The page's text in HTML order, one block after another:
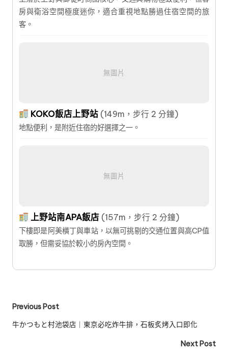
房與衛浴空間極度迷你，適合重視地點勝過住宿空間的旅
客。
無圖片
KOKO飯店上野站 (149m，步行 2 分鐘)
地點便利，是附近住宿的好選擇之一。
無圖片
上野站南APA飯店 (157m，步行 2 分鐘)
下樓即是阿美橫丁與車站，以無可挑剔的交通位置與高CP值
取勝，但需妥協於較小的房內空間。
Post
navigation
Previous Post
牛かつもと村池袋店｜東京必吃炸牛排，石板炙烤入口即化
Next Post